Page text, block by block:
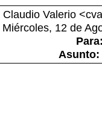
Claudio Valerio
Miércoles, 12 de
Asunto: